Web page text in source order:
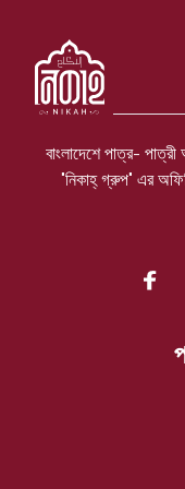
উদ্যম ফিরে পাই। মন
বিনিময়ে আপনাদের
উসিলায় সুন্নতী বিয়ে
বাংলাদেশে পাত্র-
"নিকাহ্ গ্রুপ" এর